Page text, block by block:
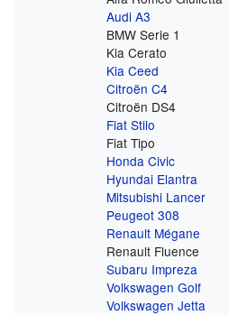
Audi A3
BMW Serie 1
Kia Cerato
Kia Ceed
Citroën C4
Citroën DS4
Fiat Stilo
Fiat Tipo
Honda Civic
Hyundai Elantra
Mitsubishi Lancer
Peugeot 308
Renault Mégane
Renault Fluence
Subaru Impreza
Volkswagen Golf
Volkswagen Jetta